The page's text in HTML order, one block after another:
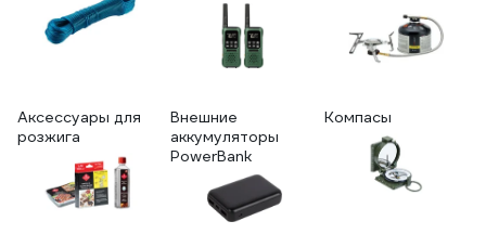
Аксессуары для
розжига
Внешние
аккумуляторы
PowerBank
Компасы